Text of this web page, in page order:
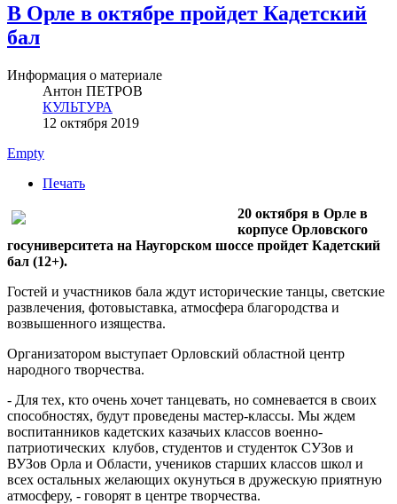
В Орле в октябре пройдет Кадетский
бал
Информация о материале
Антон ПЕТРОВ
КУЛЬТУРА
12 октября 2019
Empty
Печать
20 октября в Орле в
корпусе Орловского
госуниверситета на Наугорском шоссе пройдет Кадетский
бал (12+).
Гостей и участников бала ждут исторические танцы, светские
развлечения, фотовыставка, атмосфера благородства и
возвышенного изящества.
Организатором выступает Орловский областной центр
народного творчества.
- Для тех, кто очень хочет танцевать, но сомневается в своих
способностях, будут проведены мастер-классы. Мы ждем
воспитанников кадетских казачьих классов военно-
патриотических клубов, студентов и студенток СУЗов и
ВУЗов Орла и Области, учеников старших классов школ и
всех остальных желающих окунуться в дружескую приятную
атмосферу, - говорят в центре творчества.